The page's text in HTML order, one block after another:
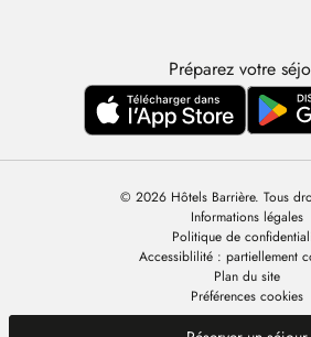
Préparez votre
© 2026 Hôtels Barrière. Tous
Informations légales
Politique de
Accessiblilité : partiellement
Plan du site
Préférences cookies